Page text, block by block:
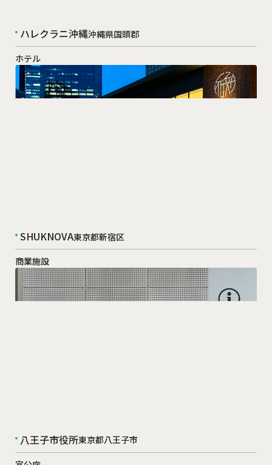
ハレクラニ沖縄沖縄県国頭郡
ホテル
SHUKNOVA東京都新宿区
商業施設
八王子市役所東京都八王子市